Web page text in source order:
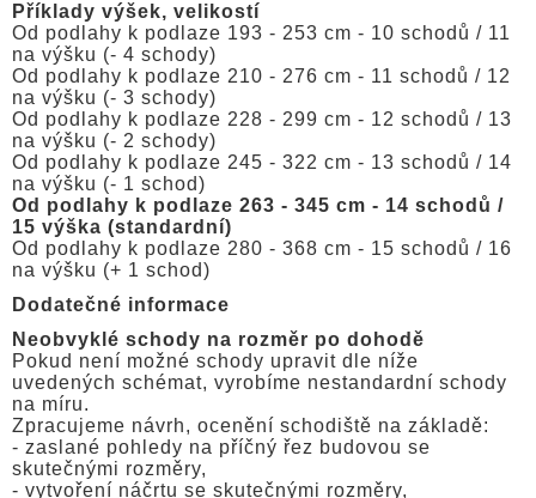
Příklady výšek, velikostí
Od podlahy k podlaze 193 - 253 cm - 10 schodů / 11
na výšku (- 4 schody)
Od podlahy k podlaze 210 - 276 cm - 11 schodů / 12
na výšku (- 3 schody)
Od podlahy k podlaze 228 - 299 cm - 12 schodů / 13
na výšku (- 2 schody)
Od podlahy k podlaze 245 - 322 cm - 13 schodů / 14
na výšku (- 1 schod)
Od podlahy k podlaze 263 - 345 cm - 14 schodů /
15 výška (standardní)
Od podlahy k podlaze 280 - 368 cm - 15 schodů / 16
na výšku (+ 1 schod)
Dodatečné informace
Neobvyklé schody na rozměr po dohodě
Pokud není možné schody upravit dle níže
uvedených schémat, vyrobíme nestandardní schody
na míru.
Zpracujeme návrh, ocenění schodiště na základě:
- zaslané pohledy na příčný řez budovou se
skutečnými rozměry,
- vytvoření náčrtu se skutečnými rozměry,